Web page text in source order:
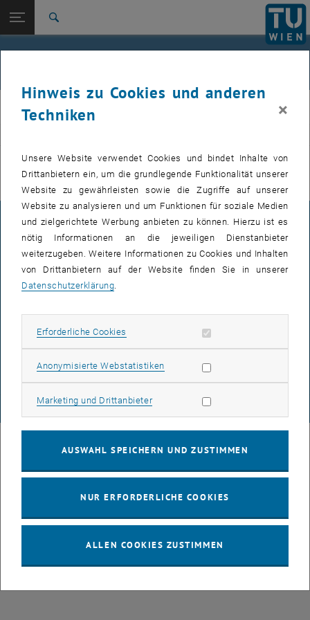
TU Login
Studium
International
Zur 1. Menü Ebene
E311-Institut für Fertigungstechnik und Photonische
Technologien
und Photonische Technologien
Veranstaltungen
IFT
Es gibt keine Veranstaltungen in der aktuellen Ansicht.
© TU Wien
IMPRESSUM
BARRIEREFREIHEITSERKLÄRUNG
COOKIEEINSTELLUNGEN
Hinweis zu Cookies und anderen
Techniken
×
Unsere Website verwendet Cookies und bindet Inhalte von
Drittanbietern ein, um die grundlegende Funktionalität unserer
Website zu gewährleisten sowie die Zugriffe auf unserer
Website zu analysieren und um Funktionen für soziale Medien
und zielgerichtete Werbung anbieten zu können. Hierzu ist es
nötig Informationen an die jeweiligen Dienstanbieter
weiterzugeben. Weitere Informationen zu Cookies und Inhalten
von Drittanbietern auf der Website finden Sie in unserer
Datenschutzerklärung.
Erforderliche Cookies Erforderliche Cookies zulassen
Anonymisierte WebstatistikenStatistik Cookies zulassen
Marketing und DrittanbieterMarketing Cookies zulassen
AUSWAHL SPEICHERN UND ZUSTIMMEN
NUR ERFORDERLICHE COOKIES
ALLEN COOKIES ZUSTIMMEN